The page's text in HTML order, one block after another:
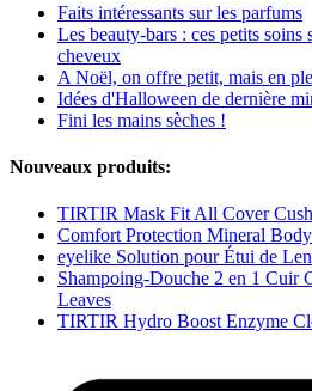
Faits intéressants sur les parfums
Les beauty-bars : ces petits soins
cheveux
A Noël, on offre petit, mais en
Idées d'Halloween de dernière
Fini les mains sèches !
Nouveaux produits:
TIRTIR Mask Fit All Cover
Comfort Protection Mineral
eyelike Solution pour Étui de
Shampoing-Douche 2 en 1 Cuir
Leaves
TIRTIR Hydro Boost Enzyme